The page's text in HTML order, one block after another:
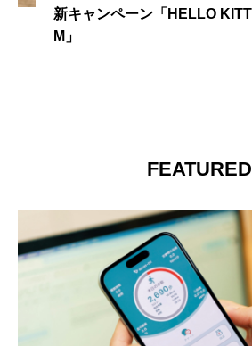
夏ドリンクおすすめ3選
FEATURED